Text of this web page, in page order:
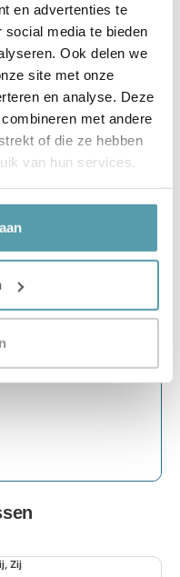
en advertenties te
media te bieden
Ook delen we
site met onze
en analyse. Deze
met andere
of die ze hebben
van hun services.
Zij